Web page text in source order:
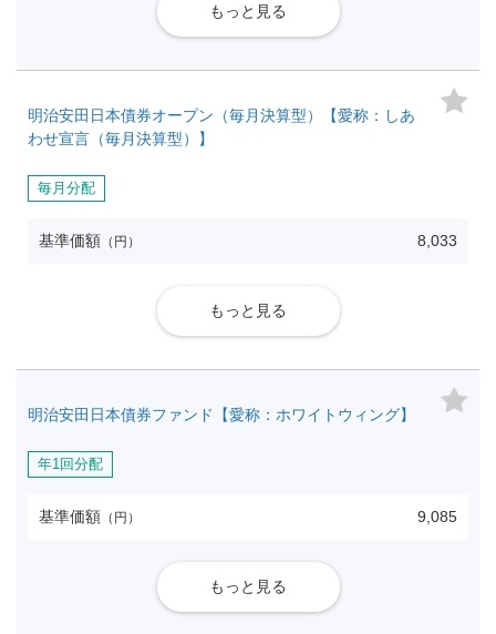
もっと見る
明治安田日本債券オープン（毎月決算型）【愛称：しあ
わせ宣言（毎月決算型）】
毎月分配
基準価額 （円） 8,033
もっと見る
明治安田日本債券ファンド【愛称：ホワイトウィング】
年1回分配
基準価額 （円） 9,085
もっと見る